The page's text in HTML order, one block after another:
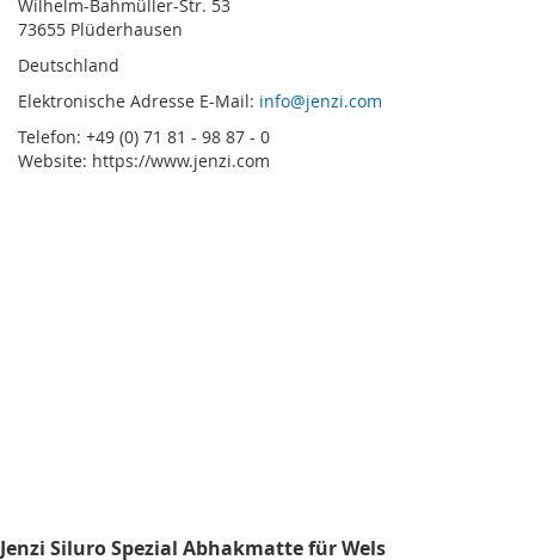
Wilhelm-Bahmüller-Str. 53
73655 Plüderhausen
Deutschland
Elektronische Adresse E-Mail: info@jenzi.com
Telefon: +49 (0) 71 81 - 98 87 - 0
Website: https://www.jenzi.com
Jenzi Siluro Spezial Abhakmatte für Wels